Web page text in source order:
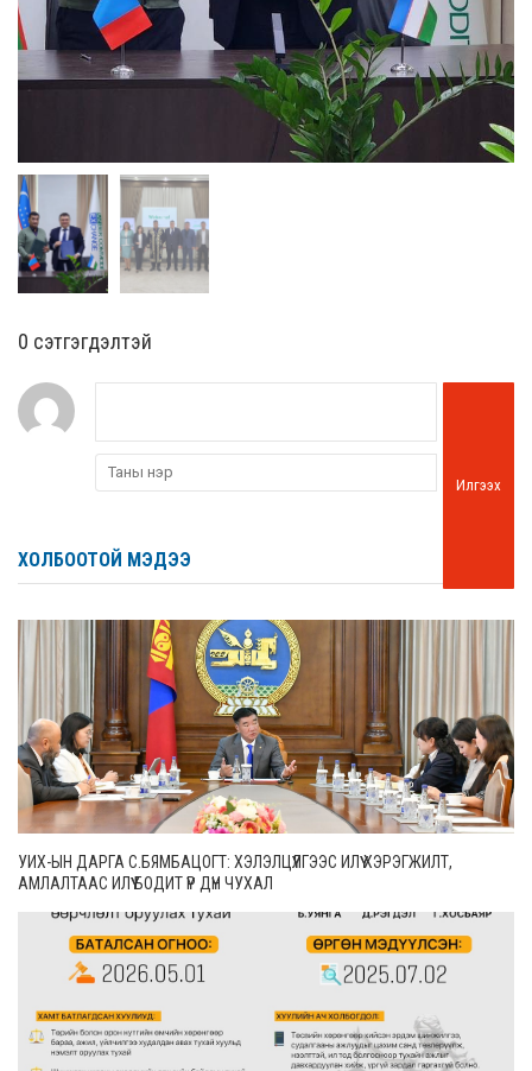
0 cэтгэгдэлтэй
Илгээх
ХОЛБООТОЙ МЭДЭЭ
УИХ-ЫН ДАРГА С.БЯМБАЦОГТ: ХЭЛЭЛЦҮҮЛГЭЭС ИЛҮҮ ХЭРЭГЖИЛТ,
АМЛАЛТААС ИЛҮҮ БОДИТ ҮР ДҮН ЧУХАЛ